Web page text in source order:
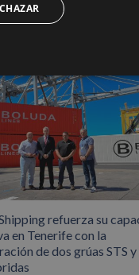
refuerza su
en Tenerife con la
de dos grúas STS